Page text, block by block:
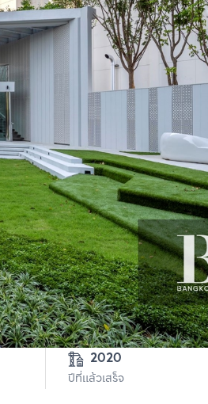
2020
ปีที่แล้วเสร็จ